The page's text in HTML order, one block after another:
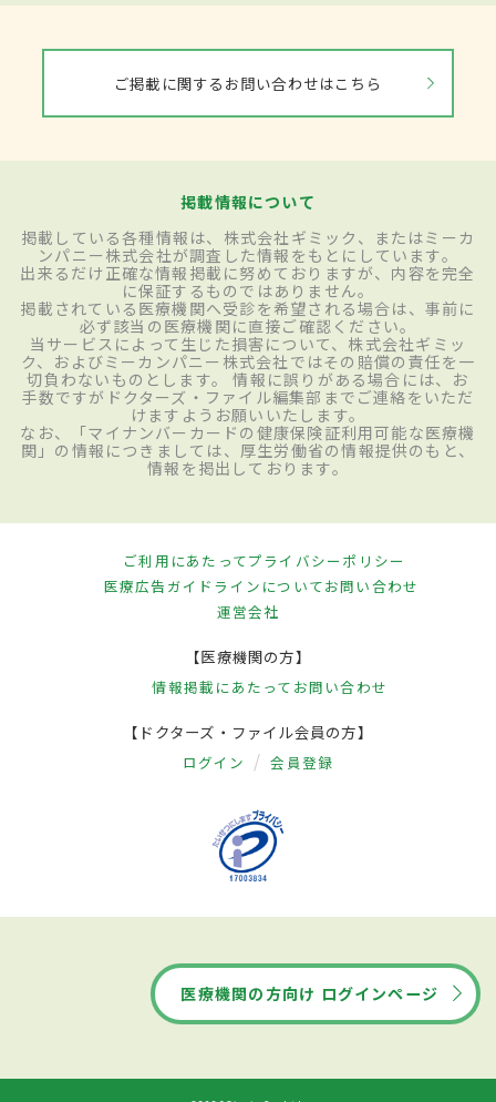
ご掲載に関するお問い合わせはこちら
掲載情報について
掲載している各種情報は、株式会社ギミック、またはミーカ
ンパニー株式会社が調査した情報をもとにしています。
出来るだけ正確な情報掲載に努めておりますが、内容を完全
に保証するものではありません。
掲載されている医療機関へ受診を希望される場合は、事前に
必ず該当の医療機関に直接ご確認ください。
当サービスによって生じた損害について、株式会社ギミッ
ク、およびミーカンパニー株式会社ではその賠償の責任を一
切負わないものとします。 情報に誤りがある場合には、お
手数ですがドクターズ・ファイル編集部までご連絡をいただ
けますようお願いいたします。
なお、「マイナンバーカードの健康保険証利用可能な医療機
関」の情報につきましては、厚生労働省の情報提供のもと、
情報を掲出しております。
ご利用にあたってプライバシーポリシー
医療広告ガイドラインについてお問い合わせ
運営会社
【医療機関の方】
情報掲載にあたって お問い合わせ
【ドクターズ・ファイル会員の方】
ログイン 会員登録
医療機関の方向け ログインページ